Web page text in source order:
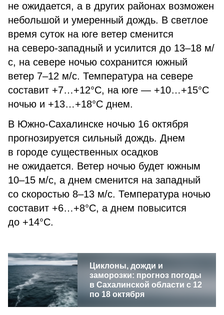
не ожидается, а в других районах возможен
небольшой и умеренный дождь. В светлое
время суток на юге ветер сменится
на северо-западный и усилится до 13–18 м/
с, на севере ночью сохранится южный
ветер 7–12 м/с. Температура на севере
составит +7…+12°C, на юге — +10…+15°C
ночью и +13…+18°C днем.
В Южно-Сахалинске ночью 16 октября
прогнозируется сильный дождь. Днем
в городе существенных осадков
не ожидается. Ветер ночью будет южным
10–15 м/с, а днем сменится на западный
со скоростью 8–13 м/с. Температура ночью
составит +6…+8°C, а днем повысится
до +14°C.
Циклоны, дожди и
заморозки: прогноз погоды
в Сахалинской области с 12
по 18 октября